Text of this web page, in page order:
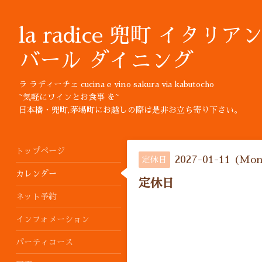
la radice 兜町 イタリア
バール ダイニング
ラ ラディーチェ cucina e vino sakura via kabutocho
~気軽にワインとお食事 を~
日本橋・兜町,茅場町にお越しの際は是非お立ち寄り下さい。
定休日 2027-01-11
定休日
トップページ
カレンダー
ネット予約
インフォメーション
パーティコース